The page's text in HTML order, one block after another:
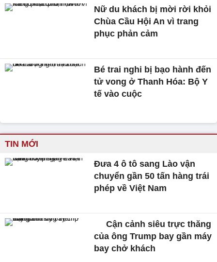
Nữ du khách bị mời rời khỏi
Chùa Cầu Hội An vì trang
phục phản cảm
Bé trai nghi bị bạo hành đến
tử vong ở Thanh Hóa: Bộ Y
tế vào cuộc
TIN MỚI
Đưa 4 ô tô sang Lào vận
chuyển gần 50 tấn hàng trái
phép về Việt Nam
Cận cảnh siêu trực thăng
của ông Trump bay gần máy
bay chở khách